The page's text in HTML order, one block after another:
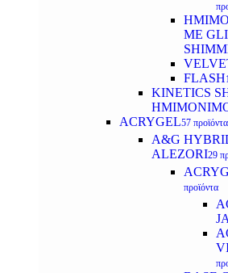
ΜΕ
FLASH
KINETICS
ACRYGEL57 προϊόντα
A&G
ALEZORI29
προϊόντα